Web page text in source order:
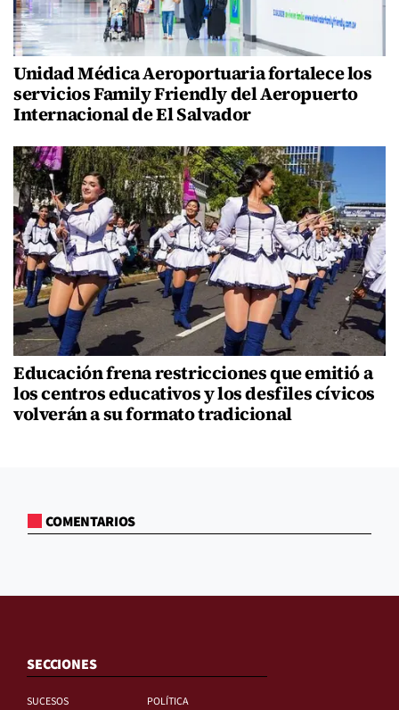
Unidad Médica Aeroportuaria fortalece los
servicios Family Friendly del Aeropuerto
Internacional de El Salvador
Educación frena restricciones que emitió a
los centros educativos y los desfiles cívicos
volverán a su formato tradicional
COMENTARIOS
SECCIONES
SUCESOS
POLÍTICA